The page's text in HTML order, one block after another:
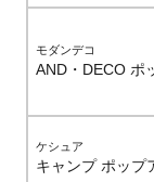
モダンデコ
AND・DECO ポ
ケシュア
キャンプ ポップ